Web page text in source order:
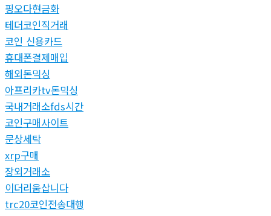
핑오다현금화
테더코인직거래
코인 신용카드
휴대폰결제매입
해외돈믹싱
아프리카tv돈믹싱
국내거래소fds시간
코인구매사이트
문상세탁
xrp구매
장외거래소
이더리움삽니다
trc20코인전송대행